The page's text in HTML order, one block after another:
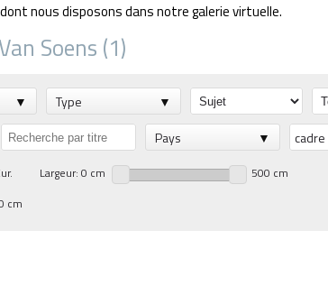
nous disposons dans notre galerie virtuelle.
Soens (1)
Type
Pays
cadre
Largeur: 0 cm
500 cm
cm